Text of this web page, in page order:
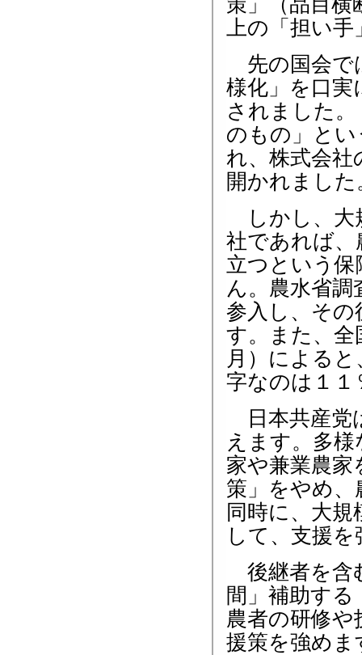
上の「担い
先の国会で
様化」を口実
されました
のもの」と
れ、株式会社
開かれました
しかし、大
社であれば、
立つという
ん。農水省
参入し、その
す。また、全
月）による
字なのは１１
日本共産党
えます。多
家や兼業農家
策」をやめ
同時に、大
して、支援
後継者を含
間」補助する
農者の研修や
援策を強めま